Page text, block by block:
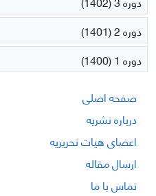
دوره 2 (1401)
دوره 1 (1400)
صفحه اصلی
درباره نشریه
اعضای هیات تحریریه
ارسال مقاله
تماس با ما